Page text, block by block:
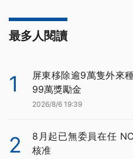
最多人閱讀
1
屏東移除逾9萬隻外來
99萬獎勵金
2026/8/6 19:39
2
8月起已無委員在任
核准